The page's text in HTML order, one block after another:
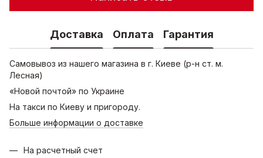
Доставка Оплата Гарантия
Самовывоз из нашего магазина в г. Киеве (р-н ст. м.
Лесная)
«Новой почтой» по Украине
На такси по Киеву и пригороду.
Больше информации о доставке
На расчетный счет